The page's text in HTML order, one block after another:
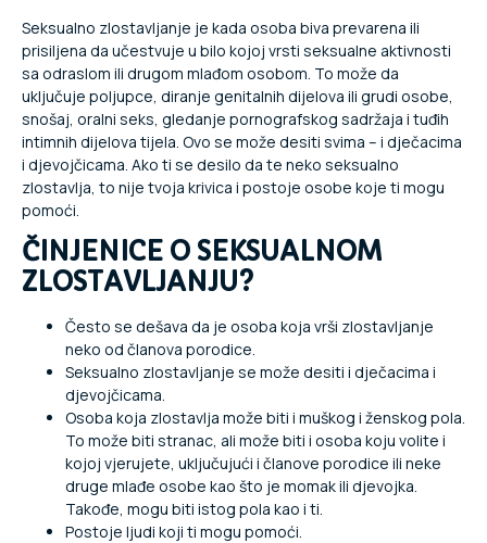
Seksualno zlostavljanje je kada osoba biva prevarena ili
prisiljena da učestvuje u bilo kojoj vrsti seksualne aktivnosti
sa odraslom ili drugom mlađom osobom. To može da
uključuje poljupce, diranje genitalnih dijelova ili grudi osobe,
snošaj, oralni seks, gledanje pornografskog sadržaja i tuđih
intimnih dijelova tijela. Ovo se može desiti svima – i dječacima
i djevojčicama. Ako ti se desilo da te neko seksualno
zlostavlja, to nije tvoja krivica i postoje osobe koje ti mogu
pomoći.
ČINJENICE O SEKSUALNOM
ZLOSTAVLJANJU?
Često se dešava da je osoba koja vrši zlostavljanje
neko od članova porodice.
Seksualno zlostavljanje se može desiti i dječacima i
djevojčicama.
Osoba koja zlostavlja može biti i muškog i ženskog pola.
To može biti stranac, ali može biti i osoba koju volite i
kojoj vjerujete, uključujući i članove porodice ili neke
druge mlađe osobe kao što je momak ili djevojka.
Takođe, mogu biti istog pola kao i ti.
Postoje ljudi koji ti mogu pomoći.